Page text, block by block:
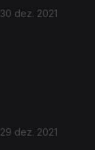
30 dez. 2021
29 dez. 2021